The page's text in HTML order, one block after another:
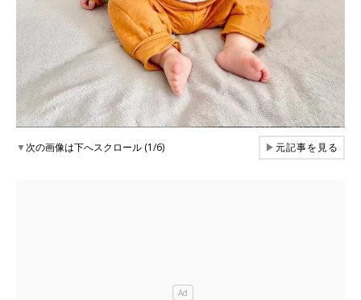
▼次の画像は下へスクロール (1/6) ▶元記事を見る